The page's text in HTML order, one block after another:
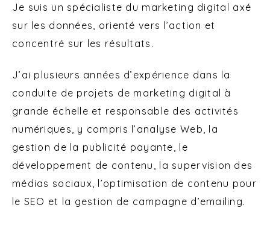
Je suis un spécialiste du marketing digital axé
sur les données, orienté vers l’action et
concentré sur les résultats.
J’ai plusieurs années d’expérience dans la
conduite de projets de marketing digital à
grande échelle et responsable des activités
numériques, y compris l’analyse Web, la
gestion de la publicité payante, le
développement de contenu, la supervision des
médias sociaux, l’optimisation de contenu pour
le SEO et la gestion de campagne d’emailing.